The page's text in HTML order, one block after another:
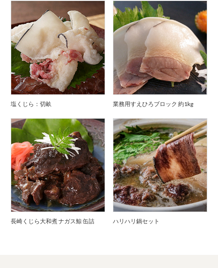
塩くじら：切畝 業務用すえひろブロック 約1kg
長崎くじら大和煮 ナガス鯨 缶詰 ハリハリ鍋セット